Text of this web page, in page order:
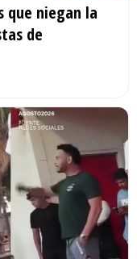
que niegan la
de